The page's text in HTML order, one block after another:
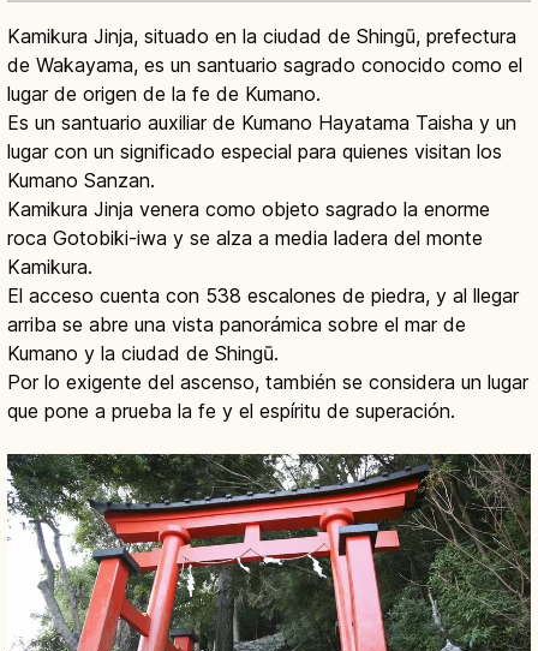
Kamikura Jinja, situado en la ciudad de Shingū, prefectura
de Wakayama, es un santuario sagrado conocido como el
lugar de origen de la fe de Kumano.
Es un santuario auxiliar de Kumano Hayatama Taisha y un
lugar con un significado especial para quienes visitan los
Kumano Sanzan.
Kamikura Jinja venera como objeto sagrado la enorme
roca Gotobiki-iwa y se alza a media ladera del monte
Kamikura.
El acceso cuenta con 538 escalones de piedra, y al llegar
arriba se abre una vista panorámica sobre el mar de
Kumano y la ciudad de Shingū.
Por lo exigente del ascenso, también se considera un lugar
que pone a prueba la fe y el espíritu de superación.